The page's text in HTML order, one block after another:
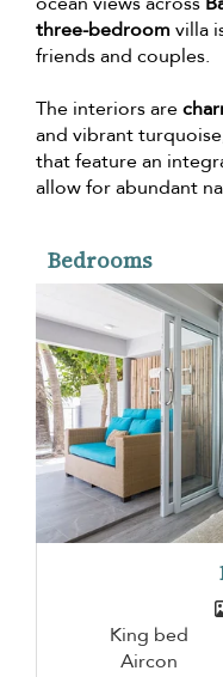
three-bedroomvilla
friends and couples.
The interiors are
and vibrant
that feature an
allow for abundant
Bedrooms
King bed
Aircon